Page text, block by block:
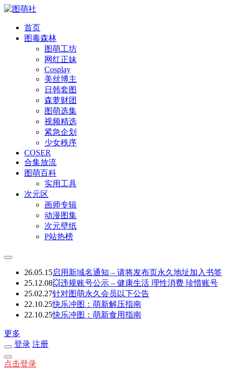
首页
图毒森林
图萌工坊
网红正妹
Cosplay
美丝博主
日韩套图
森萝财团
图萌选集
视频精选
紧急企划
少女秩序
COSER
合集放流
图萌百科
实用工具
次元区
画师专辑
动漫图集
次元壁纸
P站热榜
26.05.15启用新域名通知 – 请将发布页永久地址加入书签
25.12.08💥违规账号公示 – 健康生活 理性消费 珍惜账号
25.02.27针对图萌永久会员以下公告
22.10.25快乐冲图：萌新解压指南
22.10.25快乐冲图：萌新食用指南
更多
登录 注册
点击登录